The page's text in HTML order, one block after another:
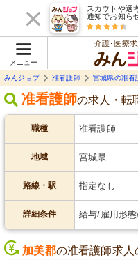
スカウトや選
通知でお知ら
メニュー
介護･医療求
みんジョブ
准看護師 宮城県の准看
准看護師の求人・転
職種 准看護師
地域 宮城県
路線・駅 指定なし
詳細条件 給与/雇用形
加美郡の准看護師求人